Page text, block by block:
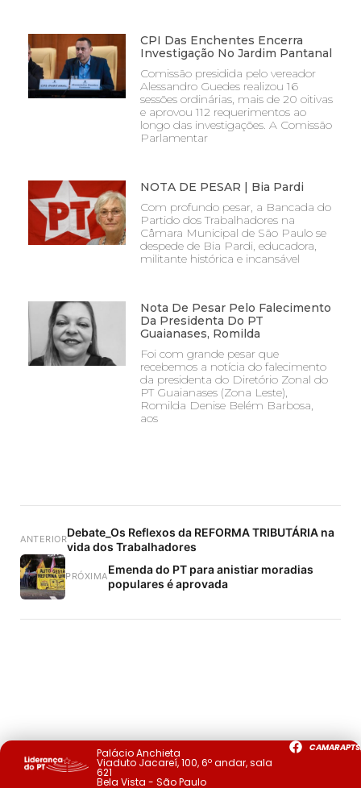
CPI Das Enchentes Encerra
Investigação No Jardim Pantanal
Comissão presidida pelo vereador
Alessandro Guedes realizou 16
sessões ordinárias, mais de 20 oitivas
e aprovou 112 requerimentos ao
longo das investigações. A Comissão
Parlamentar
NOTA DE PESAR | Bia Pardi
Com profundo pesar, a Bancada do
Partido dos Trabalhadores na
Câmara Municipal de São Paulo se
despede de Bia Pardi, educadora,
militante histórica e incansável
Nota De Pesar Pelo Falecimento
Da Presidenta Do PT
Guaianases, Romilda
Foi com grande pesar que
recebemos a notícia do falecimento
da presidenta do Diretório Zonal do
PT Guaianases (Zona Leste),
Romilda Denise Belém Barbosa,
aos
ANTERIORDebate_Os Reflexos da REFORMA TRIBUTÁRIA na
vida dos Trabalhadores
PRÓXIMAEmenda do PT para anistiar moradias
populares é aprovada
Palácio Anchieta
Viaduto Jacareí, 100, 6º andar, sala
621
Bela Vista - São Paulo